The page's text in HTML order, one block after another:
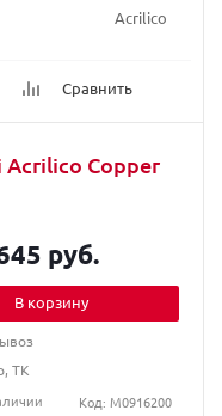
Acrilico
Сравнить
Acrilico Copper
руб.
В корзину
ТК
Код: M0916200